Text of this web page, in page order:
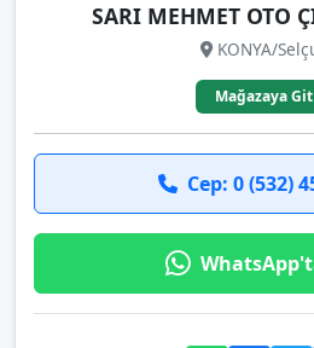
SARI MEHMET OTO
KONYA/
Mağazaya Git
Cep: 0 (532)